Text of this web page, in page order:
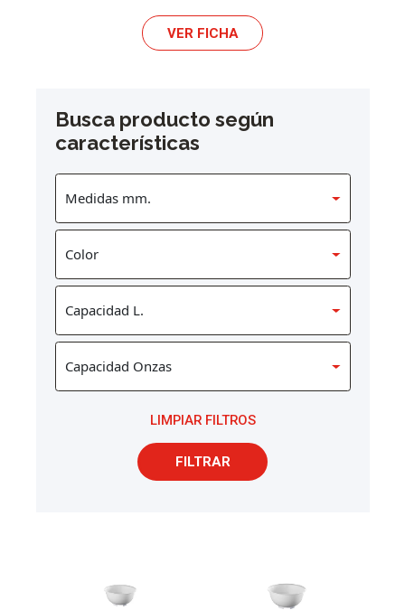
VER FICHA
Busca producto según
características
LIMPIAR FILTROS
FILTRAR